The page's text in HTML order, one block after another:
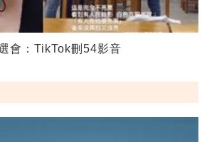
會：TikTok刪54影音